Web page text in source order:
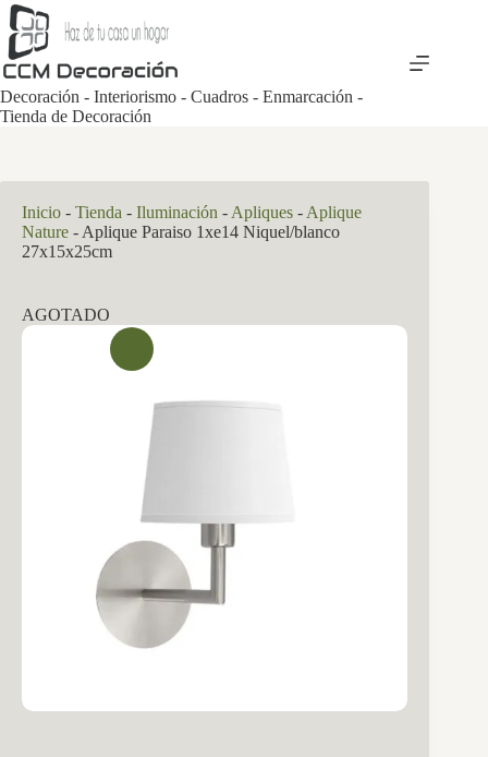
Saltar
al
contenido
Decoración - Interiorismo - Cuadros - Enmarcación -
Tienda de Decoración
Inicio - Tienda - Iluminación - Apliques - Aplique
Nature - Aplique Paraiso 1xe14 Niquel/blanco
27x15x25cm
AGOTADO